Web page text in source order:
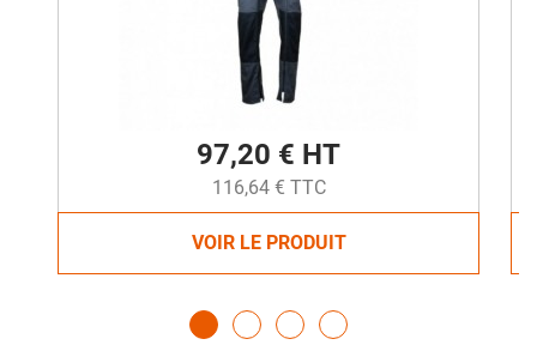
97,20 € HT
116,64 € TTC
VOIR LE PRODUIT